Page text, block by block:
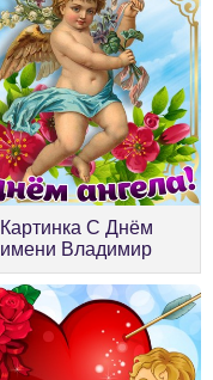
Картинка С Днём
имени Владимир